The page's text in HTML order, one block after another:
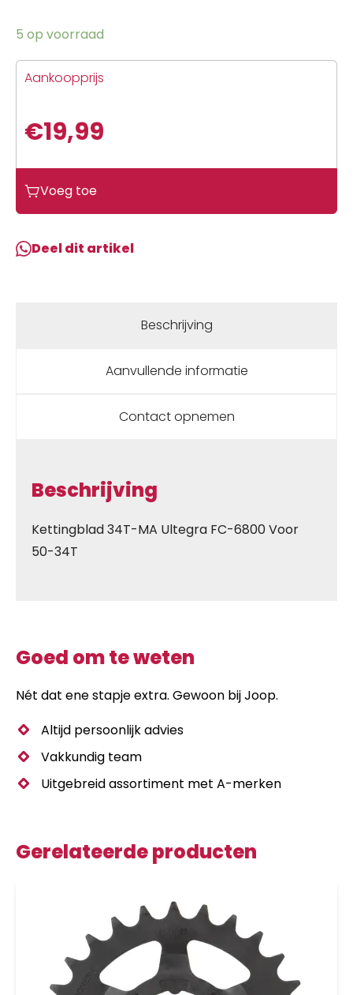
5 op voorraad
Aankoopprijs
€19,99
Voeg toe
Deel dit artikel
Beschrijving
Aanvullende informatie
Contact opnemen
Beschrijving
Kettingblad 34T-MA Ultegra FC-6800 Voor
50-34T
Goed om te weten
Nét dat ene stapje extra. Gewoon bij Joop.
Altijd persoonlijk advies
Vakkundig team
Uitgebreid assortiment met A-merken
Gerelateerde producten